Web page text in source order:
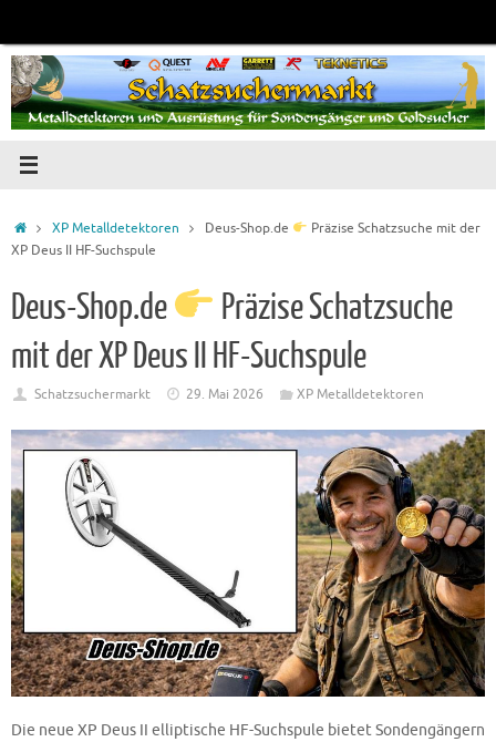
springen
Startseite
XP Metalldetektoren Deus-Shop.de
Präzise Schatzsuche mit der
XP Deus II HF-Suchspule
Deus-Shop.de
Präzise Schatzsuche
mit der XP Deus II HF-Suchspule
Schatzsuchermarkt 29. Mai 2026 XP Metalldetektoren
Die neue XP Deus II elliptische HF-Suchspule bietet Sondengängern